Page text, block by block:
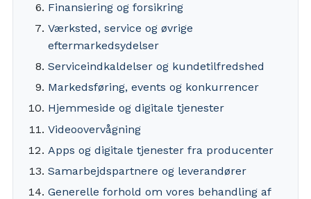
Finansiering og forsikring
Værksted, service og øvrige
eftermarkedsydelser
Serviceindkaldelser og kundetilfredshed
Markedsføring, events og konkurrencer
Hjemmeside og digitale tjenester
Videoovervågning
Apps og digitale tjenester fra producenter
Samarbejdspartnere og leverandører
Generelle forhold om vores behandling af